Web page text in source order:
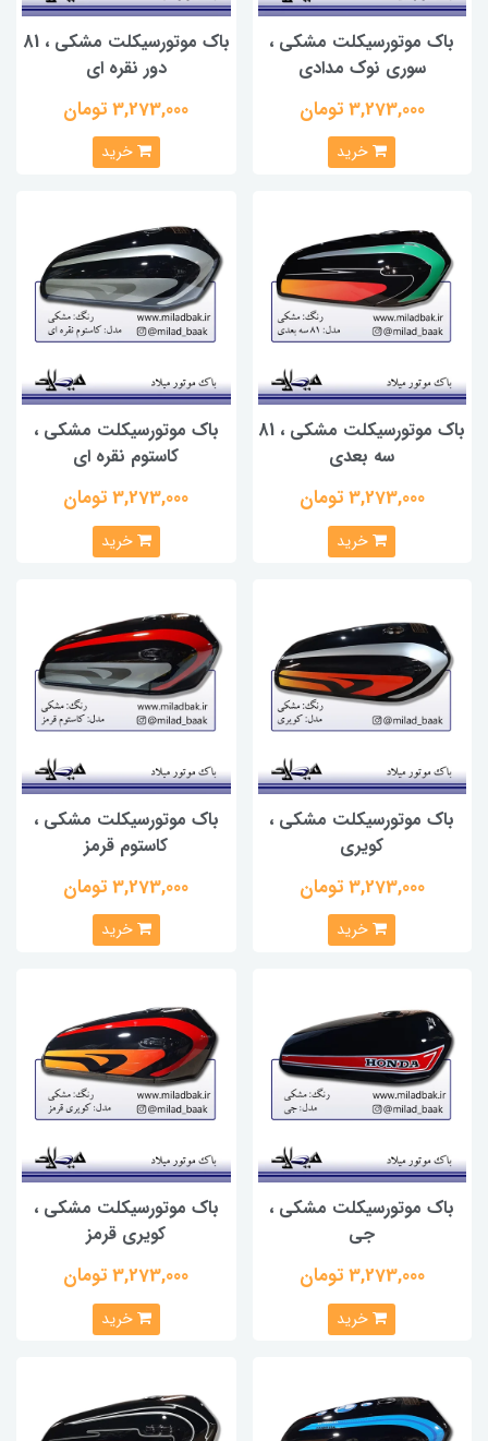
باک موتورسیکلت مشکی ،
سوری نوک مدادی
3,273,000 تومان
خرید
باک موتورسیکلت مشکی ، 81
دور نقره ای
3,273,000 تومان
خرید
باک موتورسیکلت مشکی ، 81
سه بعدی
3,273,000 تومان
خرید
باک موتورسیکلت مشکی ،
کاستوم نقره ای
3,273,000 تومان
خرید
باک موتورسیکلت مشکی ،
کویری
3,273,000 تومان
خرید
باک موتورسیکلت مشکی ،
کاستوم قرمز
3,273,000 تومان
خرید
باک موتورسیکلت مشکی ،
جی
3,273,000 تومان
خرید
باک موتورسیکلت مشکی ،
کویری قرمز
3,273,000 تومان
خرید